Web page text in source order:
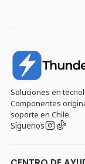
Soluciones en
Componentes
soporte en Chile.
Síguenos